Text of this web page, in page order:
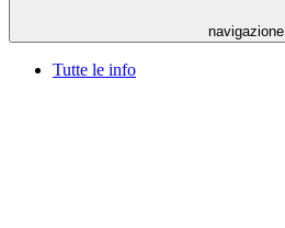
navigazione
Tutte le info